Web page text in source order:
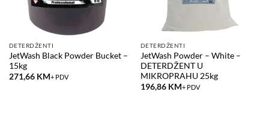
DETERDŽENTI
JetWash Black Powder Bucket –
15kg
271,66 KM+ PDV
DETERDŽENTI
JetWash Powder – White –
DETERDŽENT U
MIKROPRAHU 25kg
196,86 KM+ PDV